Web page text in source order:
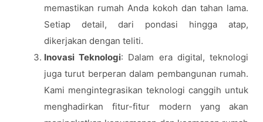
memastikan rumah Anda kokoh dan tahan lama.
Setiap detail, dari pondasi hingga atap,
dikerjakan dengan teliti.
Inovasi Teknologi: Dalam era digital, teknologi
juga turut berperan dalam pembangunan rumah.
Kami mengintegrasikan teknologi canggih untuk
menghadirkan fitur-fitur modern yang akan